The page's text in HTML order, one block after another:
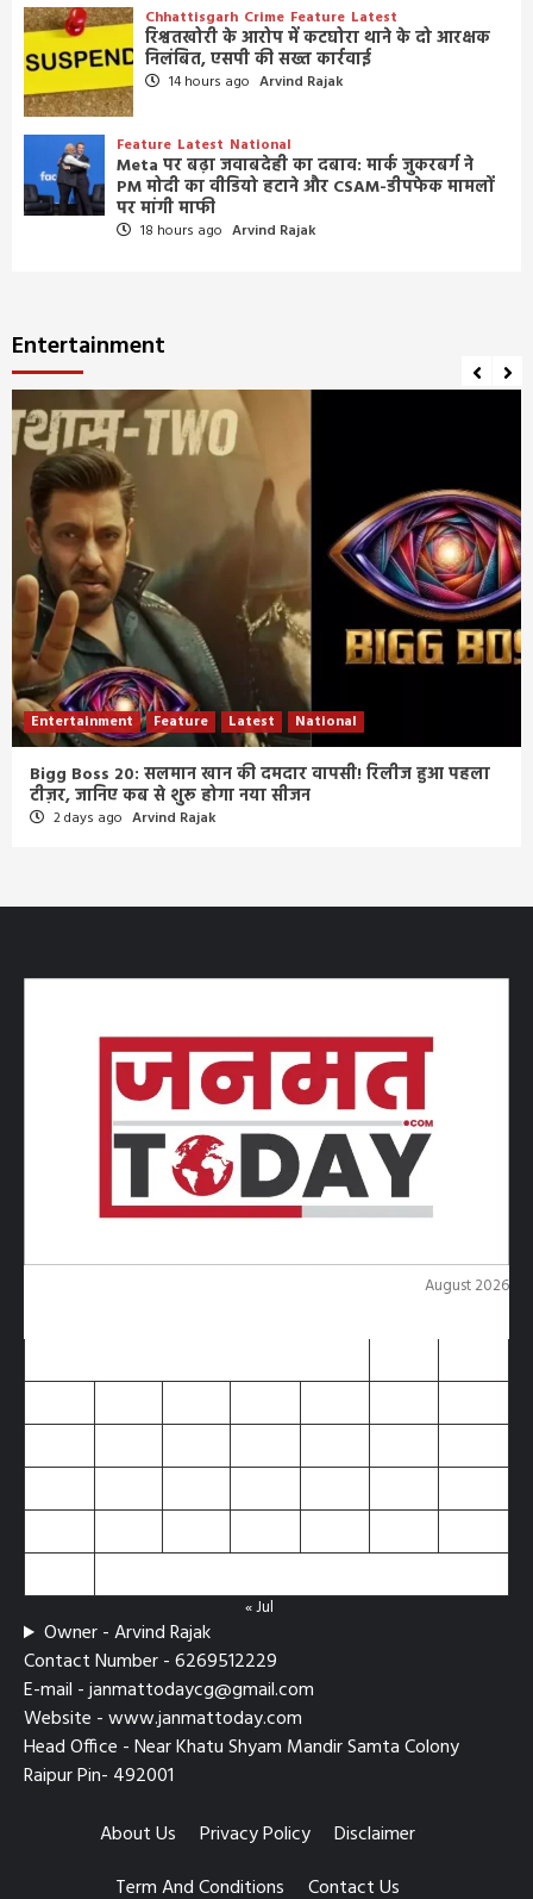
Chhattisgarh Crime Feature Latest
रिश्वतखोरी के आरोप में कटघोरा थाने के दो आरक्षक
निलंबित, एसपी की सख्त कार्रवाई
14 hours ago Arvind Rajak
Feature Latest National
Meta पर बढ़ा जवाबदेही का दबाव: मार्क जुकरबर्ग ने
PM मोदी का वीडियो हटाने और CSAM-डीपफेक मामलों
पर मांगी माफी
18 hours ago Arvind Rajak
Entertainment
Entertainment Feature Latest National
Bigg Boss 20: सलमान खान की दमदार वापसी! रिलीज हुआ पहला
टीज़र, जानिए कब से शुरू होगा नया सीजन
2 days ago Arvind Rajak
August 2026
« Jul
Owner - Arvind Rajak
Contact Number - 6269512229
E-mail - janmattodaycg@gmail.com
Website - www.janmattoday.com
Head Office - Near Khatu Shyam Mandir Samta Colony
Raipur Pin- 492001
About Us
Privacy Policy
Disclaimer
Term And Conditions
Contact Us